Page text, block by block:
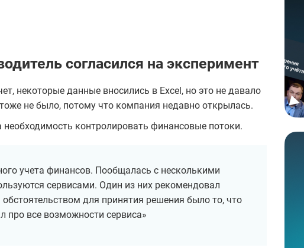
согласился на эксперимент
некоторые данные вносились в Excel, но это не давало
не было, потому что компания недавно открылась.
необходимость контролировать финансовые потоки.
учета финансов. Пообщалась с несколькими
сервисами. Один из них рекомендовал
для принятия решения было то, что
про все возможности сервиса»